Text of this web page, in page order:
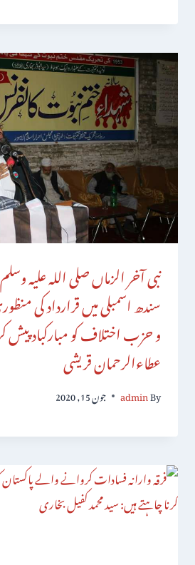
نبی آخر الزماں صلی اللہ علیہ
سندھ اسمبلی میں قرارداد کی
و حزب اختلاف کو مبارکباد
عطاءالرحمان قریشی
By
admin جون 15, 2020